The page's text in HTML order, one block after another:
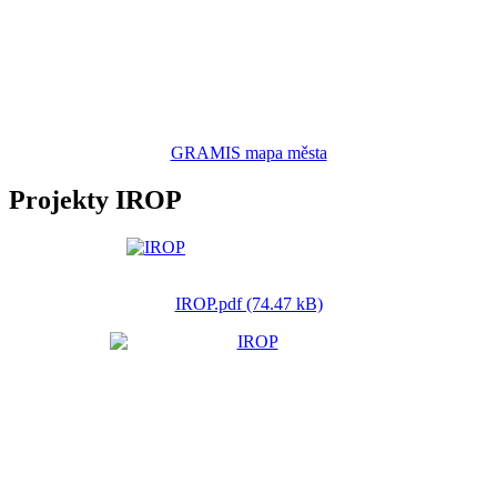
GRAMIS mapa města
Projekty IROP
IROP.pdf (74.47 kB)